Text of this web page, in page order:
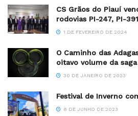
CS Grãos do Piauí
rodovias PI-247, PI-
1 DE FEVEREIRO DE 2024
O Caminho das
oitavo volume da
30 DE JANEIRO DE 2023
Festival de Inverno
8 DE JUNHO DE 2023